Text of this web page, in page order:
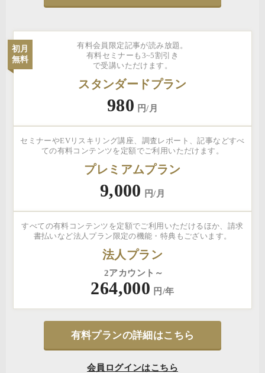
有料会員限定記事が読み放題。
有料セミナーも3~5割引き
で受講いただけます。
初月
無料
スタンダードプラン
980 円/月
セミナーやEVリスキリング講座、調査レポート、記事などすべ
ての有料コンテンツを定額でご利用いただけます。
プレミアムプラン
9,000 円/月
すべての有料コンテンツを定額でご利用いただけるほか、請求
書払いなど法人プラン限定の機能・特典もございます。
法人プラン
2アカウント～
264,000 円/年
有料プランの詳細はこちら
会員ログインはこちら